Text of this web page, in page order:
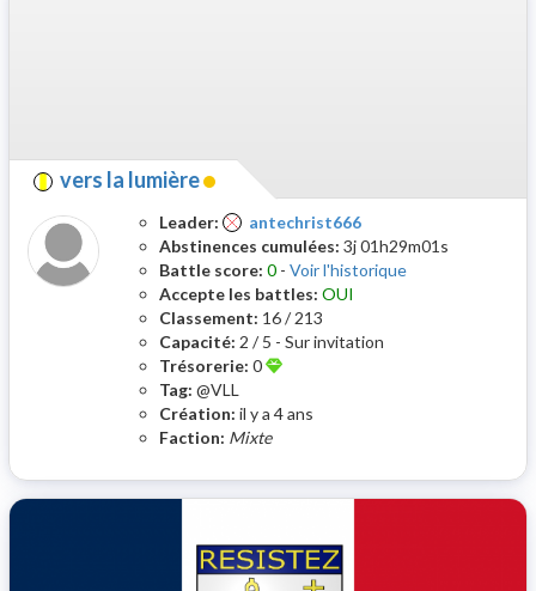
vers la lumière
Leader:
antechrist666
Abstinences cumulées: 3j 01h29m01s
Battle score: 0 - Voir l'historique
Accepte les battles: OUI
Classement: 16 / 213
Capacité: 2 / 5 - Sur invitation
Trésorerie: 0
Tag: @VLL
Création: il y a 4 ans
Faction: Mixte